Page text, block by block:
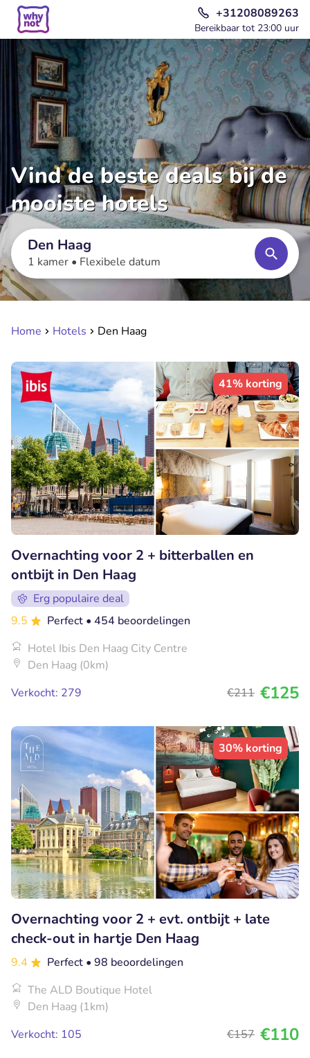
+31208089263
Bereikbaar tot 23:00 uur
Vind de beste deals bij de
mooiste hotels
Den Haag
1 kamer • Flexibele datum
Home Hotels Den Haag
41% korting
Overnachting voor 2 + bitterballen en
ontbijt in Den Haag
Erg populaire deal
9.5
Perfect • 454 beoordelingen
Hotel Ibis Den Haag City Centre
Den Haag (0km)
Verkocht: 279
€211 €125
30% korting
Overnachting voor 2 + evt. ontbijt + late
check-out in hartje Den Haag
9.4 Perfect • 98 beoordelingen
The ALD Boutique Hotel
Den Haag (1km)
Verkocht: 105
€157 €110